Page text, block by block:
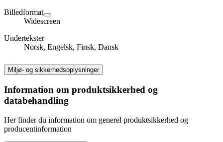
Billedformat
Widescreen
Undertekster
Norsk, Engelsk, Finsk, Dansk
Miljø- og sikkerhedsoplysninger
Information om produktsikkerhed og
databehandling
Her finder du information om generel produktsikkerhed og
producentinformation